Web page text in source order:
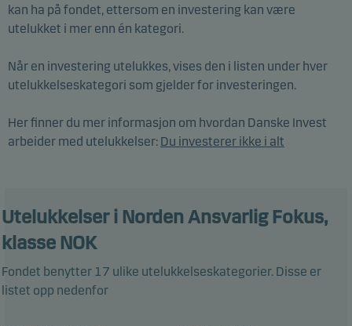
kan ha på fondet, ettersom en investering kan være
utelukket i mer enn én kategori.
Når en investering utelukkes, vises den i listen under hver
utelukkelseskategori som gjelder for investeringen.
Her finner du mer informasjon om hvordan Danske Invest
arbeider med utelukkelser: Du investerer ikke i alt
Utelukkelser i Norden Ansvarlig Fokus,
klasse NOK
Fondet benytter 17 ulike utelukkelseskategorier. Disse er
listet opp nedenfor